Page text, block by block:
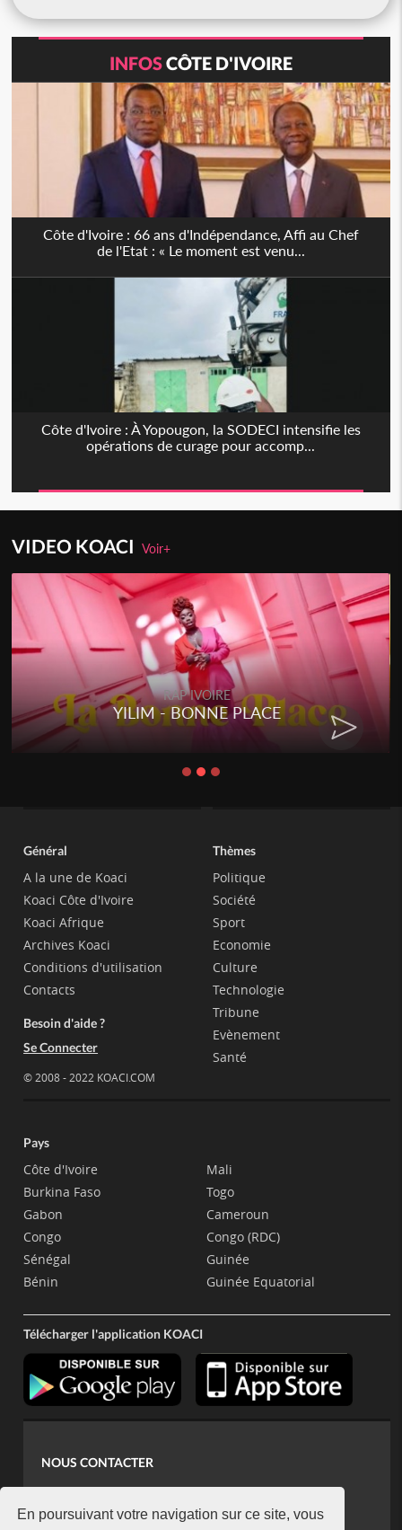
En poursuivant votre navigation sur ce site, vous
INFOSCÔTE D'IVOIRE
Côte d'Ivoire : 66 ans d'Indépendance, Affi au Chef
de l'Etat : « Le moment est venu...
Côte d'Ivoire : À Yopougon, la SODECI intensifie les
opérations de curage pour accomp...
VIDEO KOACIVoir+
RAP IVOIRE
YILIM - BONNE PLACE
Général
A la une de Koaci
Koaci Côte d'Ivoire
Koaci Afrique
Archives Koaci
Conditions d'utilisation
Contacts
Besoin d'aide ?
Se Connecter
© 2008 - 2022 KOACI.COM
Thèmes
Politique
Société
Sport
Economie
Culture
Technologie
Tribune
Evènement
Santé
Pays
Côte d'Ivoire
Burkina Faso
Gabon
Congo
Sénégal
Bénin
Mali
Togo
Cameroun
Congo (RDC)
Guinée
Guinée Equatorial
Télécharger l'application KOACI
NOUS CONTACTER
koaci@yahoo.fr